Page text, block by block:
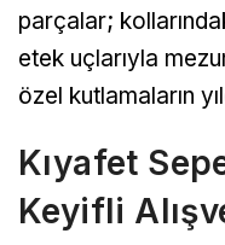
parçalar;
etek uçlarıyla
özel kutlamaların
Kıyafet
Keyifli